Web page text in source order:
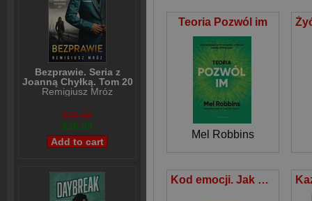
Bezprawie. Seria z
Joanną Chyłką. Tom 20
Remigiusz Mróz
$28,99
$26,99
Teoria Pozwól im
Mel Robbins
Kod emocji. Jak uwolnić zablokowane emocje i cieszyć się zdrowiem, szczęściem oraz miłością.